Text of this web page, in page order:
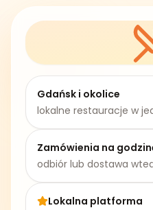
Gdańsk i okolice
lokalne restauracje w
Zamówienia na
odbiór lub dostawa
Lokalna platforma